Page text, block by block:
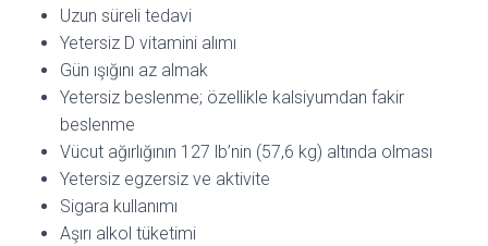
Uzun süreli tedavi
Yetersiz D vitamini alımı
Gün ışığını az almak
Yetersiz beslenme; özellikle kalsiyumdan fakir
beslenme
Vücut ağırlığının 127 lb’nin (57,6 kg) altında olması
Yetersiz egzersiz ve aktivite
Sigara kullanımı
Aşırı alkol tüketimi